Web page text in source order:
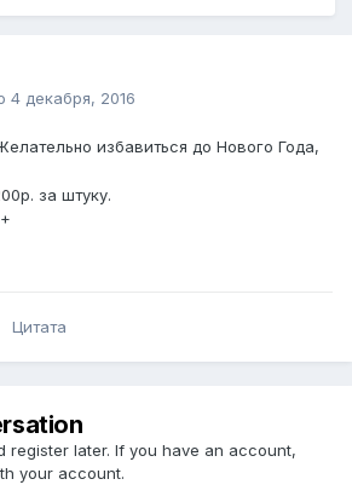
4 декабря, 2016
избавиться до Нового Года,
за штуку.
Цитата
register later. If you have an account,
your account.